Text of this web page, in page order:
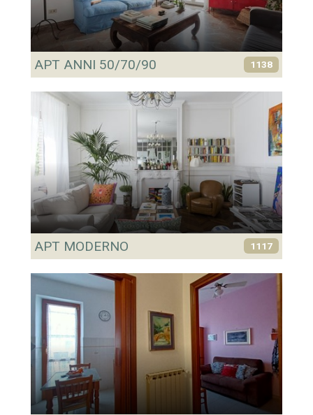
APT ANNI 50/70/90 1138
APT MODERNO 1117